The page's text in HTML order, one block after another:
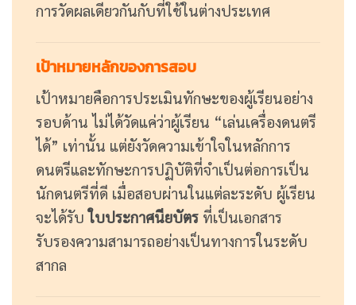
การวัดผลเดียวกันกับที่ใช้ในต่างประเทศ
เป้าหมายหลักของการสอบ
เป้าหมายคือการประเมินทักษะของผู้เรียนอย่าง
รอบด้าน ไม่ได้วัดแค่ว่าผู้เรียน “เล่นเครื่องดนตรี
ได้” เท่านั้น แต่ยังวัดความเข้าใจในหลักการ
ดนตรีและทักษะการปฏิบัติที่จำเป็นต่อการเป็น
นักดนตรีที่ดี เมื่อสอบผ่านในแต่ละระดับ ผู้เรียน
จะได้รับใบประกาศนียบัตร ที่เป็นเอกสาร
รับรองความสามารถอย่างเป็นทางการในระดับ
สากล